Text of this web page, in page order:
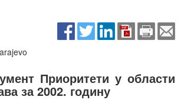
Приоритети у области
за 2002. годину